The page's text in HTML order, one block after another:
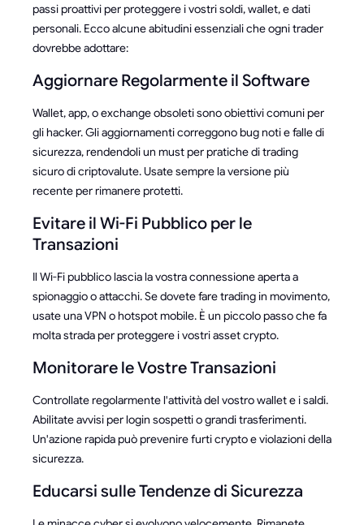
passi proattivi per proteggere i vostri soldi, wallet, e dati
personali. Ecco alcune abitudini essenziali che ogni trader
dovrebbe adottare:
Aggiornare Regolarmente il Software
Wallet, app, o exchange obsoleti sono obiettivi comuni per
gli hacker. Gli aggiornamenti correggono bug noti e falle di
sicurezza, rendendoli un must per pratiche di trading
sicuro di criptovalute. Usate sempre la versione più
recente per rimanere protetti.
Evitare il Wi-Fi Pubblico per le
Transazioni
Il Wi-Fi pubblico lascia la vostra connessione aperta a
spionaggio o attacchi. Se dovete fare trading in movimento,
usate una VPN o hotspot mobile. È un piccolo passo che fa
molta strada per proteggere i vostri asset crypto.
Monitorare le Vostre Transazioni
Controllate regolarmente l'attività del vostro wallet e i saldi.
Abilitate avvisi per login sospetti o grandi trasferimenti.
Un'azione rapida può prevenire furti crypto e violazioni della
sicurezza.
Educarsi sulle Tendenze di Sicurezza